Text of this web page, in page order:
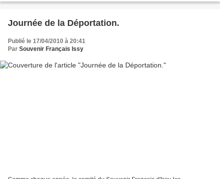
Journée de la Déportation.
Publié le 17/04/2010 à 20:41
Par Souvenir Français Issy